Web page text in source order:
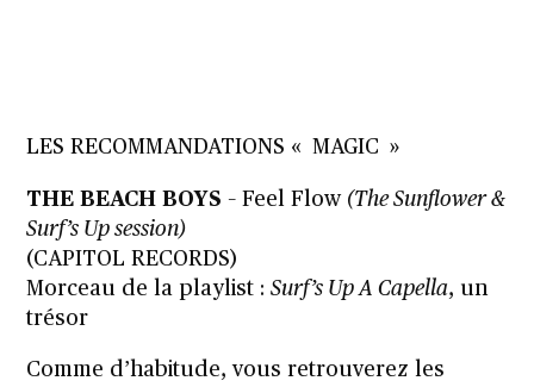
LES RECOMMANDATIONS « MAGIC »
THE BEACH BOYS – Feel Flow (The Sunflower &
Surf’s Up session)
(CAPITOL RECORDS)
Morceau de la playlist :Surf’s Up A Capella, un
trésor
Comme d’habitude, vous retrouverez les